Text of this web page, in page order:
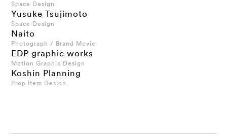
Space Design
Yusuke Tsujimoto
Space Design
Naito
Photograph / Brand Movie
EDP graphic works
Motion Graphic Design
Koshin Planning
Prop Item Design